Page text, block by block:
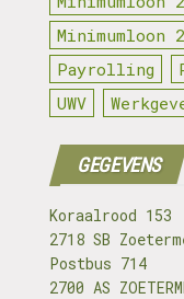
Minimumloon
Payrolling
UWV
GEGEVENS
Koraalrood 153
2718 SB
Postbus 714
2700 AS